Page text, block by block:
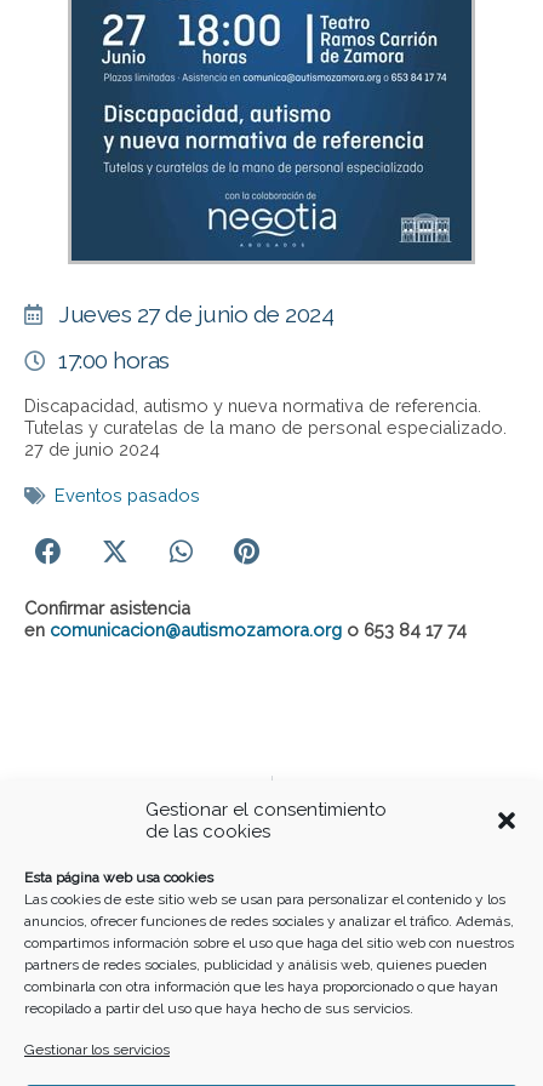
Gestionar el consentimiento
de las cookies
Esta página web usa cookies
Las cookies de este sitio web se usan para personalizar el contenido y los
anuncios, ofrecer funciones de redes sociales y analizar el tráfico. Además,
compartimos información sobre el uso que haga del sitio web con nuestros
partners de redes sociales, publicidad y análisis web, quienes pueden
combinarla con otra información que les haya proporcionado o que hayan
recopilado a partir del uso que haya hecho de sus servicios.
Gestionar los servicios
Jueves 27 de junio de 2024
17:00 horas
Discapacidad, autismo y nueva normativa de referencia.
Tutelas y curatelas de la mano de personal especializado.
27 de junio 2024
Eventos pasados
Confirmar asistencia
en comunicacion@autismozamora.org o 653 84 17 74
Buscar